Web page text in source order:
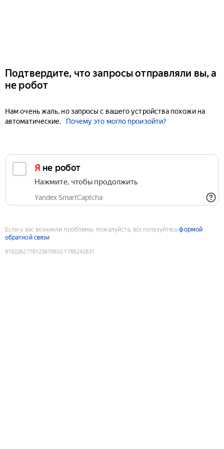
Подтвердите, что запросы отправляли вы, а
не робот
Нам очень жаль, но запросы с вашего устройства похожи на
автоматические.
Почему это могло произойти?
Я не робот
Нажмите, чтобы продолжить
Yandex SmartCaptcha
Если у вас возникли проблемы, пожалуйста, воспользуйтесьформой
обратной связи
9192262778123870932:1786242831